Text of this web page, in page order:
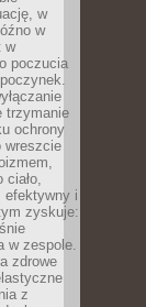
w
w
w
poczucia
trzymanie
ochrony
wreszcie
efektywny i
zyskuje:
w zespole.
zdrowe
z